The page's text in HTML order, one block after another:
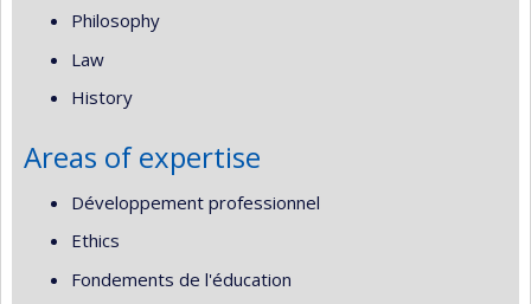
Philosophy
Law
History
Areas of expertise
Développement professionnel
Ethics
Fondements de l'éducation